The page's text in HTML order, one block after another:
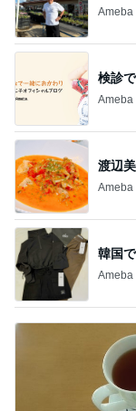
Ameba
検診
Ameba
渡辺
Ameba
韓国
Ameba